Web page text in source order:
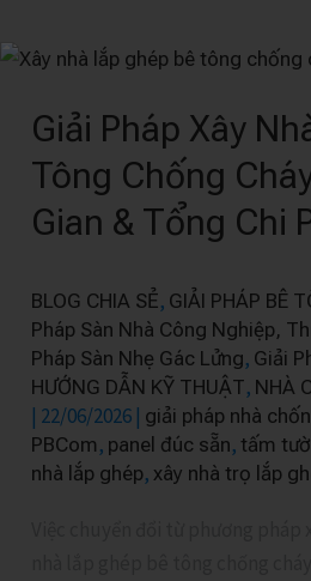
Giải Pháp Xây
Tông Chống
Gian & Tổng Chi
BLOG CHIA SẺ, GIẢI PHÁP BÊ
Pháp Sàn Nhà Công Nghiệp,
Pháp Sàn Nhẹ Gác Lửng, Giải
HƯỚNG DẪN KỸ THUẬT, NHÀ
| 22/06/2026 | giải pháp nhà
PBCom , panel đúc sẵn, tấm
nhà lắp ghép, xây nhà trọ lắp
Giải
Xây
Lắp
Ghép
Tông
Chống
Cháy:
Tối
Ưu
Thời